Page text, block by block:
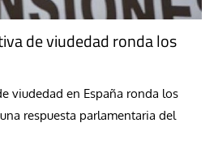
de viudedad ronda los
viudedad en España ronda los
respuesta parlamentaria del